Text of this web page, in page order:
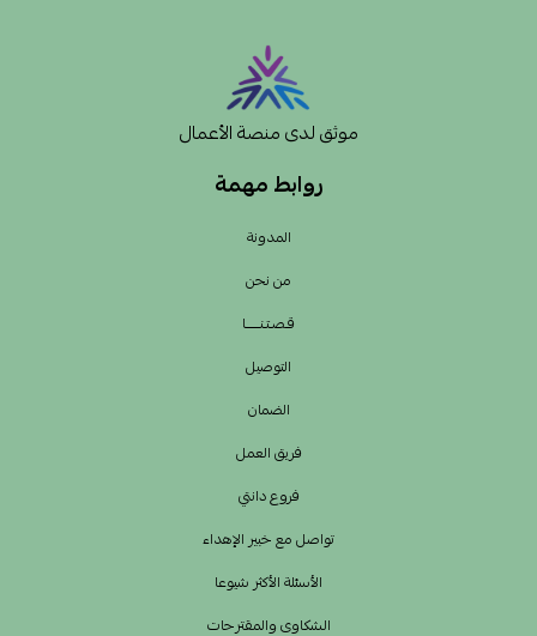
روابط مهمة
المدونة
من نحن
قـصـتـنــــــا
التوصيل
الضمان
فريق العمل
فروع دانتي
تواصل مع خبير الإهداء
الأسئلة الأكثر شيوعا
الشكاوى والمقترحات
موثق لدى منصة الأعمال